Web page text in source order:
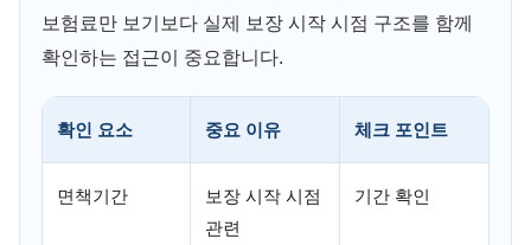
보험료만 보기보다 실제 보장 시작 시점 구조를 함께
확인하는 접근이 중요합니다.
확인 요소 중요 이유 체크 포인트
면책기간
보장 시작 시점
관련
기간 확인